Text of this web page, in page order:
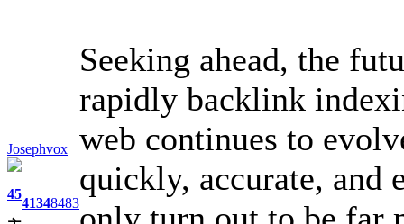
Josephvox
45
41348483
Seeking ahead, the
rapidly backlink
web continues to
quickly, accurate,